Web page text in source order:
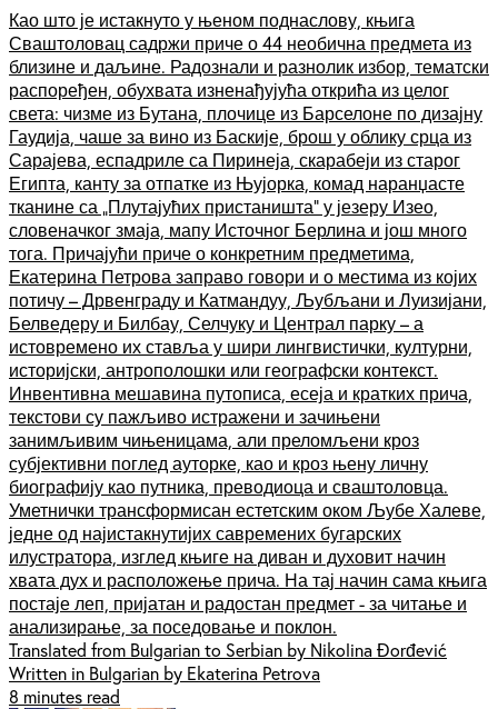
Као што је истакнуто у њеном поднаслову, књига
Сваштоловац садржи приче о 44 необична предмета из
близине и даљине. Радознали и разнолик избор, тематски
распоређен, обухвата изненађујућа открића из целог
света: чизме из Бутана, плочице из Барселоне по дизајну
Гаудија, чаше за вино из Баскије, брош у облику срца из
Сарајева, еспадриле са Пиринеја, скарабеји из старог
Египта, канту за отпатке из Њујорка, комад наранџасте
тканине са „Плутајућих пристаништа“ у језеру Изео,
словеначког змаја, мапу Источног Берлина и још много
тога. Причајући приче о конкретним предметима,
Екатерина Петрова заправо говори и о местима из којих
потичу – Дрвенграду и Катмандуу, Љубљани и Луизијани,
Белведеру и Билбау, Селчуку и Централ парку – а
истовремено их ставља у шири лингвистички, културни,
историјски, антрополошки или географски контекст.
Инвентивна мешавина путописа, есеја и кратких прича,
текстови су пажљиво истражени и зачињени
занимљивим чињеницама, али преломљени кроз
субјективни поглед ауторке, као и кроз њену личну
биографију као путника, преводиоца и сваштоловца.
Уметнички трансформисан естетским оком Љубе Халеве,
једне од најистакнутијих савремених бугарских
илустратора, изглед књиге на диван и духовит начин
хвата дух и расположење прича. На тај начин сама књига
постаје леп, пријатан и радостан предмет - за читање и
анализирање, за поседовање и поклон.
Translated from Bulgarian to Serbian by Nikolina Đorđević
Written in Bulgarian by Ekaterina Petrova
8 minutes read